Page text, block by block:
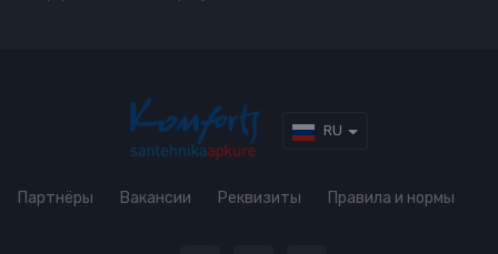
RU
Партнёры Вакансии Реквизиты Правила и нормы